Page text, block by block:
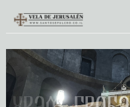
Виртуальные туры
Библиотека
Наши святыни